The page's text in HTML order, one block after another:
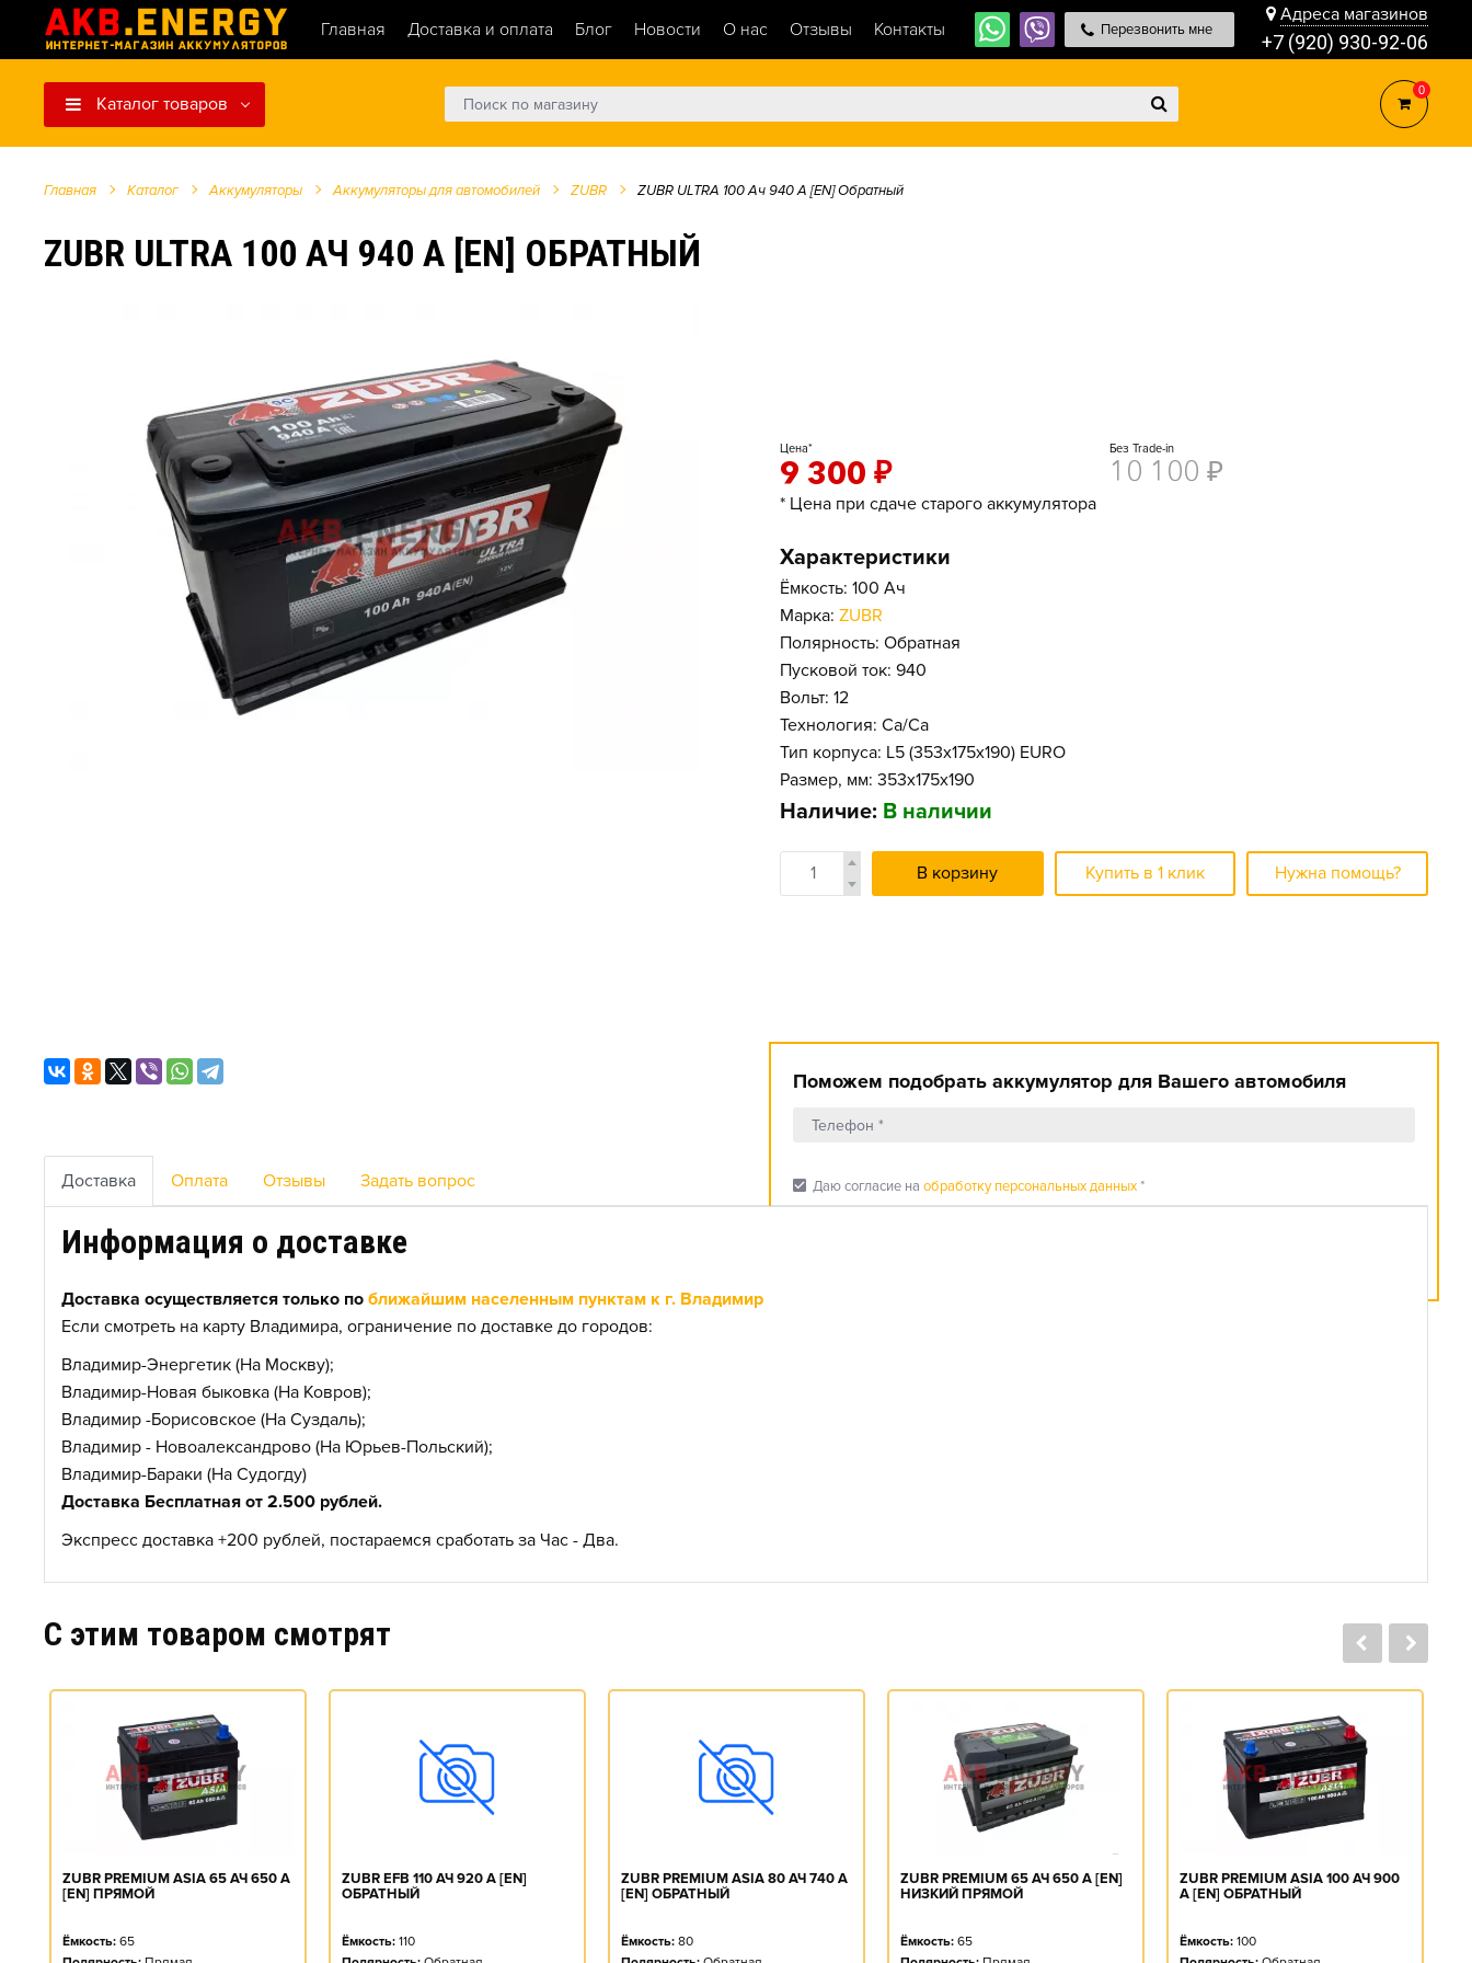
Главная Доставка и оплата Блог Новости О нас Отзывы Контакты Перезвонить мне
Адреса магазинов
+7 (920) 930-92-06
Каталог товаров
0
Главная Каталог Аккумуляторы Аккумуляторы для автомобилей ZUBR ZUBR ULTRA 100 Ач 940 А [EN] Обратный
ZUBR ULTRA 100 АЧ 940 А [EN] ОБРАТНЫЙ
Цена*
9 300 ₽
Без Trade-in
10 100 ₽
* Цена при сдаче старого аккумулятора
Характеристики
Ёмкость: 100 Ач
Марка: ZUBR
Полярность: Обратная
Пусковой ток: 940
Вольт: 12
Технология: Ca/Ca
Тип корпуса: L5 (353x175x190) EURO
Размер, мм: 353x175x190
Наличие: В наличии
В корзину Купить в 1 клик Нужна помощь?
Поможем подобрать аккумулятор для Вашего автомобиля
check_box Даю согласие на обработку персональных данных*
Доставка Оплата Отзывы Задать вопрос
Информация о доставке
Доставка осуществляется только по ближайшим населенным пунктам к г. Владимир
Если смотреть на карту Владимира, ограничение по доставке до городов:
Владимир-Энергетик (На Москву);
Владимир-Новая быковка (На Ковров);
Владимир -Борисовское (На Суздаль);
Владимир - Новоалександрово (На Юрьев-Польский);
Владимир-Бараки (На Судогду)
Доставка Бесплатная от 2.500 рублей.
Экспресс доставка +200 рублей, постараемся сработать за Час - Два.
C этим товаром смотрят
ZUBR PREMIUM ASIA 65 АЧ 650 А
[EN] ПРЯМОЙ
Ёмкость: 65
ZUBR EFB 110 АЧ 920 А [EN]
ОБРАТНЫЙ
Ёмкость: 110
ZUBR PREMIUM ASIA 80 АЧ 740 А
[EN] ОБРАТНЫЙ
Ёмкость: 80
ZUBR PREMIUM 65 АЧ 650 А [EN]
НИЗКИЙ ПРЯМОЙ
Ёмкость: 65
ZUBR PREMIUM ASIA 100 АЧ 900
А [EN] ОБРАТНЫЙ
Ёмкость: 100